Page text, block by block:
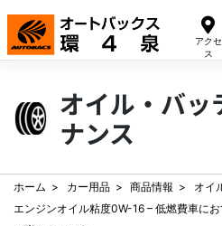
アクセ
ス
Skip
content
オイル・バッ
ナンス
ホーム カー用品 商品情報
オイ
エンジンオイル粘度0W-16 – 低燃費車に